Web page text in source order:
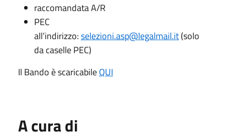
raccomandata A/R
PEC
all’indirizzo:selezioni.asp@legalmail.it(solo
da caselle PEC)
Il Bando è scaricabileQUI
A cura di